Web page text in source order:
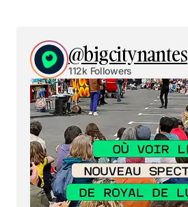
@bigcitynantes
112k Followers